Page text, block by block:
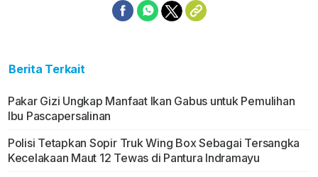
Berita Terkait
Pakar Gizi Ungkap Manfaat Ikan Gabus untuk Pemulihan
Ibu Pascapersalinan
Polisi Tetapkan Sopir Truk Wing Box Sebagai Tersangka
Kecelakaan Maut 12 Tewas di Pantura Indramayu